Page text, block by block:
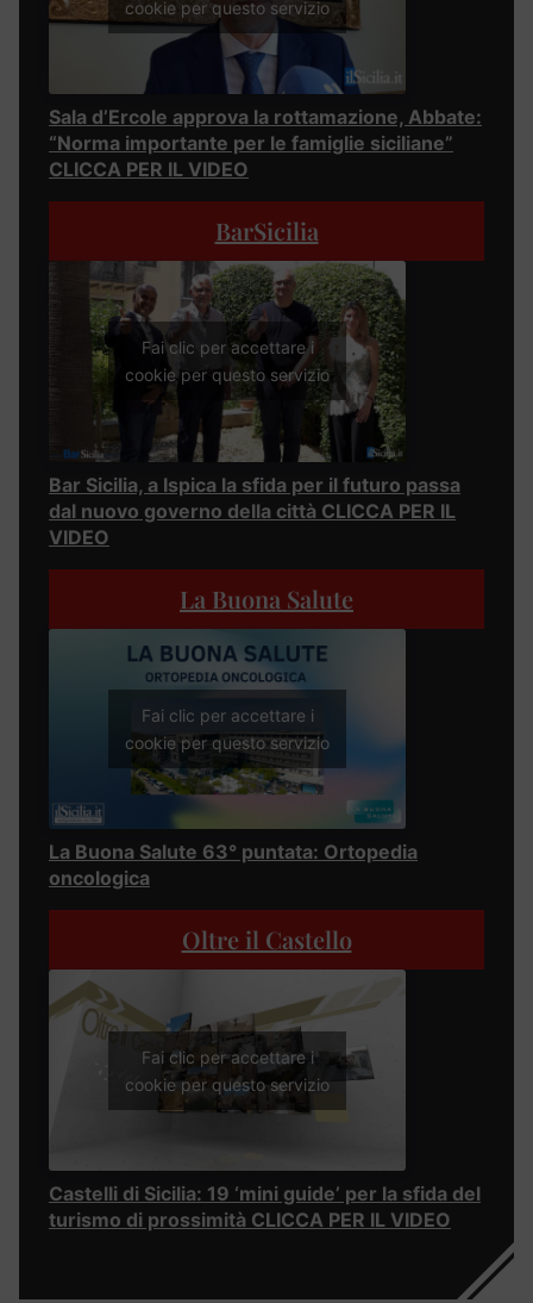
cookie per questo servizio
Sala d’Ercole approva la rottamazione, Abbate:
“Norma importante per le famiglie siciliane”
CLICCA PER IL VIDEO
BarSicilia
Fai clic per accettare i
cookie per questo servizio
Bar Sicilia, a Ispica la sfida per il futuro passa
dal nuovo governo della città CLICCA PER IL
VIDEO
La Buona Salute
Fai clic per accettare i
cookie per questo servizio
La Buona Salute 63° puntata: Ortopedia
oncologica
Oltre il Castello
Fai clic per accettare i
cookie per questo servizio
Castelli di Sicilia: 19 ‘mini guide’ per la sfida del
turismo di prossimità CLICCA PER IL VIDEO